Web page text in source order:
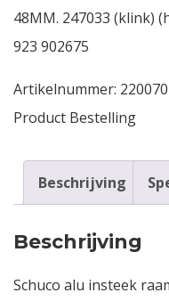
48MM. 247033 (klink)
923 902675
Artikelnummer: 220070
Product Bestelling
Beschrijving
Beschrijving
Schuco alu insteek